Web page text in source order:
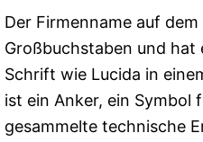
Der Firmenname auf
Großbuchstaben und hat
Schrift wie Lucida in
ist ein Anker, ein Symbol
gesammelte technische